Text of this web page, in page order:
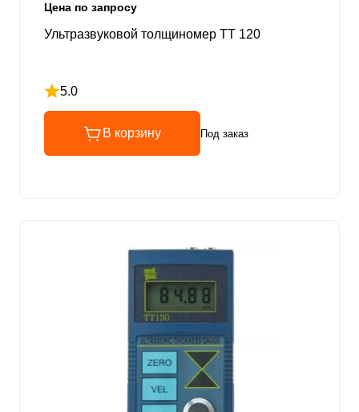
Цена по запросу
Ультразвуковой толщиномер TT 120
5.0
Рейтинг 5 из 5
В корзину Под заказ